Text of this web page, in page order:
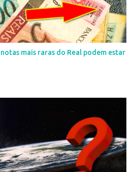
mais raras do Real podem estar